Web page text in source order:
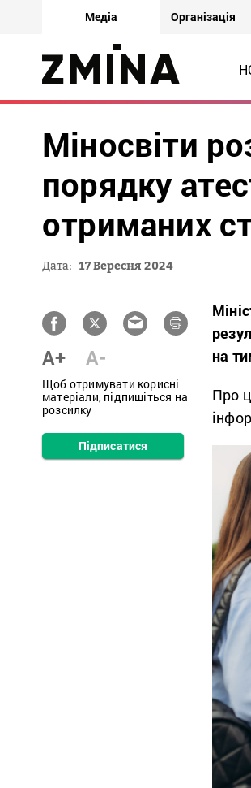
Медіа Організація
Міносвіти
порядку
отриманих
Дата: 17 Вересня 2024
A+ A-
Щоб отримувати корисні
матеріали, підпишіться на
розсилку
Підписатися
на
Про